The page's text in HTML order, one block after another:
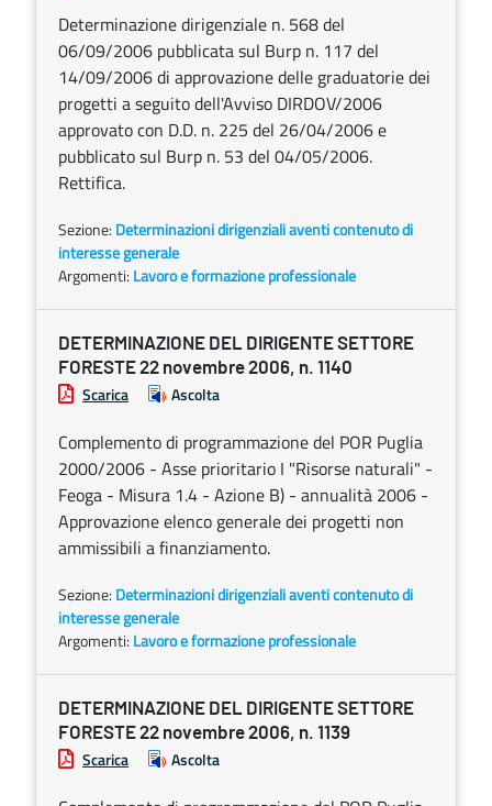
Determinazione dirigenziale n. 568 del
06/09/2006 pubblicata sul Burp n. 117 del
14/09/2006 di approvazione delle graduatorie dei
progetti a seguito dell'Avviso DIRDOV/2006
approvato con D.D. n. 225 del 26/04/2006 e
pubblicato sul Burp n. 53 del 04/05/2006.
Rettifica.
Sezione: Determinazioni dirigenziali aventi contenuto di
interesse generale
Argomenti: Lavoro e formazione professionale
DETERMINAZIONE DEL DIRIGENTE SETTORE
FORESTE 22 novembre 2006, n. 1140
Scarica Ascolta
Complemento di programmazione del POR Puglia
2000/2006 - Asse prioritario I "Risorse naturali" -
Feoga - Misura 1.4 - Azione B) - annualità 2006 -
Approvazione elenco generale dei progetti non
ammissibili a finanziamento.
Sezione: Determinazioni dirigenziali aventi contenuto di
interesse generale
Argomenti: Lavoro e formazione professionale
DETERMINAZIONE DEL DIRIGENTE SETTORE
FORESTE 22 novembre 2006, n. 1139
Scarica Ascolta